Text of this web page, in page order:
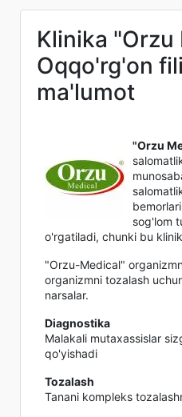
Klinika
Oqqo'rg'on
ma'lumot
"Orzu
sog'lom
o'rgatiladi, chunki bu
"Orzu-Medical"
organizmni tozalash
narsalar.
Diagnostika
Malakali mutaxassislar
qo'yishadi
Tozalash
Tanani kompleks